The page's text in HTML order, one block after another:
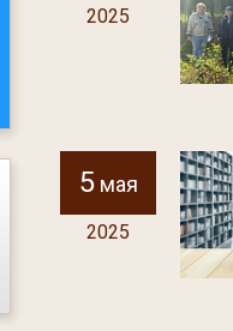
2025
5мая
2025